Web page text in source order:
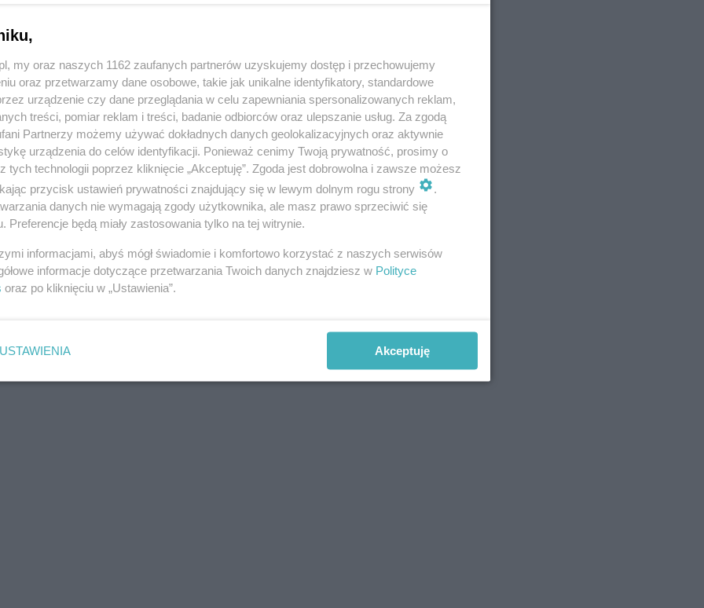
drogi wojewódzkiej nr 593 prowadzącej z Dobrego
Ze wstępnych ustaleń policji wynika, że kierowca
przejazdu ciężarówce jadącej drogą z pierwszeństwem.
poniósł śmierć na miejscu
my oraz naszych 1162 zaufanych partnerów uzyskujemy dostęp i przechowujemy
oraz przetwarzamy dane osobowe, takie jak unikalne identyfikatory, standardowe
urządzenie czy dane przeglądania w celu zapewniania spersonalizowanych reklam,
treści, pomiar reklam i treści, badanie odbiorców oraz ulepszanie usług. Za zgodą
Partnerzy możemy używać dokładnych danych geolokalizacyjnych oraz aktywnie
urządzenia do celów identyfikacji. Ponieważ cenimy Twoją prywatność, prosimy o
tych technologii poprzez kliknięcie „Akceptuję”. Zgoda jest dobrowolna i zawsze możesz
przycisk ustawień prywatności znajdujący się w lewym dolnym rogu strony
.
danych nie wymagają zgody użytkownika, ale masz prawo sprzeciwić się
Preferencje będą miały zastosowania tylko na tej witrynie.
informacjami, abyś mógł świadomie i komfortowo korzystać z naszych serwisów
informacje dotyczące przetwarzania Twoich danych znajdziesz w Polityce
oraz po kliknięciu w „Ustawienia”.
USTAWIENIA Akceptuję